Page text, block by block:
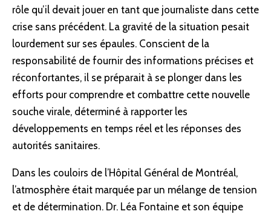
rôle qu’il devait jouer en tant que journaliste dans cette
crise sans précédent. La gravité de la situation pesait
lourdement sur ses épaules. Conscient de la
responsabilité de fournir des informations précises et
réconfortantes, il se préparait à se plonger dans les
efforts pour comprendre et combattre cette nouvelle
souche virale, déterminé à rapporter les
développements en temps réel et les réponses des
autorités sanitaires.
Dans les couloirs de l’Hôpital Général de Montréal,
l’atmosphère était marquée par un mélange de tension
et de détermination. Dr. Léa Fontaine et son équipe